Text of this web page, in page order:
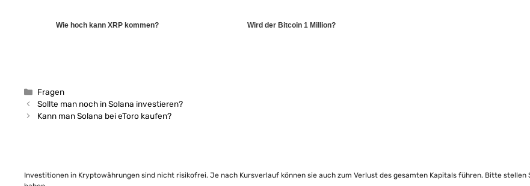
Wie hoch kann XRP kommen? Wird der Bitcoin 1 Million?
Kategorien
Fragen
Sollte man noch in Solana investieren?
Kann man Solana bei eToro kaufen?
Investitionen in Kryptowährungen sind nicht risikofrei. Je nach Kursverlauf können sie auch zum Verlust des gesamten Kapitals führen. Bitte